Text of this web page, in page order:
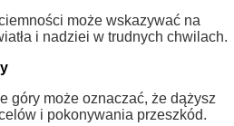
może wskazywać na
i nadziei w trudnych chwilach.
góry może oznaczać, że dążysz
i pokonywania przeszkód.